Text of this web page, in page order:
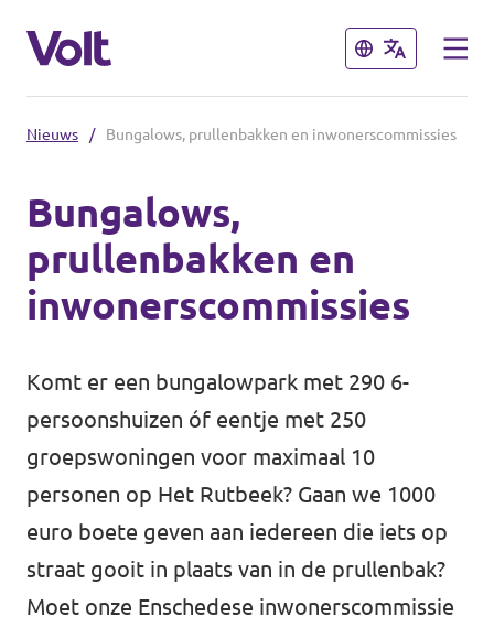
Sluiten
Volt Almelo
Volt Deventer
Volt Enschede
Volt Hengelo
Volt Zwolle
Sluiten
Standpunten
Over Volt
Mensen
Nieuws
Agenda
Nieuws / Bungalows, prullenbakken en inwonerscommissies
Bungalows,
prullenbakken en
inwonerscommissies
Komt er een bungalowpark met 290 6-
persoonshuizen óf eentje met 250
groepswoningen voor maximaal 10
personen op Het Rutbeek? Gaan we 1000
euro boete geven aan iedereen die iets op
straat gooit in plaats van in de prullenbak?
Moet onze Enschedese inwonerscommissie